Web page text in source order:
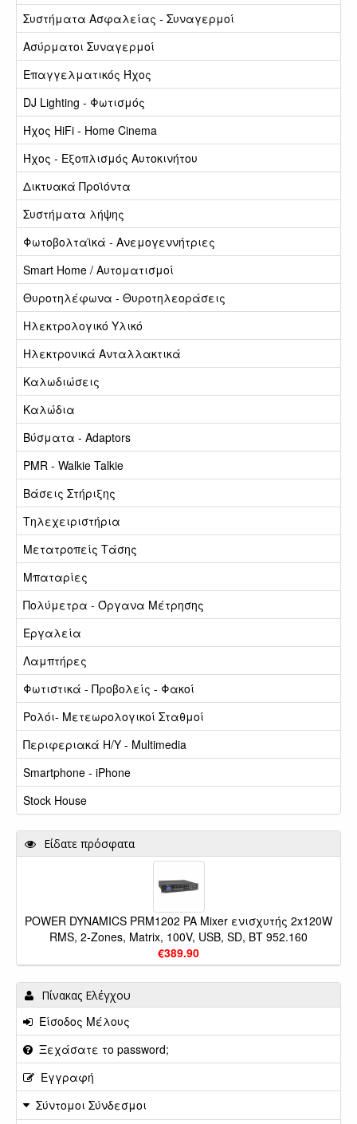
Συστήματα Ασφαλείας - Συναγερμοί
Ασύρματοι Συναγερμοί
Επαγγελματικός Ήχος
DJ Lighting - Φωτισμός
Ήχος HiFi - Home Cinema
Ήχος - Εξοπλισμός Αυτοκινήτου
Δικτυακά Προϊόντα
Συστήματα λήψης
Φωτοβολταϊκά - Ανεμογεννήτριες
Smart Home / Αυτοματισμοί
Θυροτηλέφωνα - Θυροτηλεοράσεις
Ηλεκτρολογικό Υλικό
Ηλεκτρονικά Ανταλλακτικά
Καλωδιώσεις
Καλώδια
Βύσματα - Adaptors
PMR - Walkie Talkie
Βάσεις Στήριξης
Τηλεχειριστήρια
Μετατροπείς Τάσης
Μπαταρίες
Πολύμετρα - Όργανα Μέτρησης
Εργαλεία
Λαμπτήρες
Φωτιστικά - Προβολείς - Φακοί
Ρολόι- Μετεωρολογικοί Σταθμοί
Περιφεριακά Η/Υ - Multimedia
Smartphone - iPhone
Stock House
Είδατε πρόσφατα
POWER DYNAMICS PRM1202 PA Mixer ενισχυτής 2x120W
RMS, 2-Zones, Matrix, 100V, USB, SD, BT 952.160
€389.90
Πίνακας Ελέγχου
Είσοδος Μέλους
Ξεχάσατε το password;
Εγγραφή
Σύντομοι Σύνδεσμοι